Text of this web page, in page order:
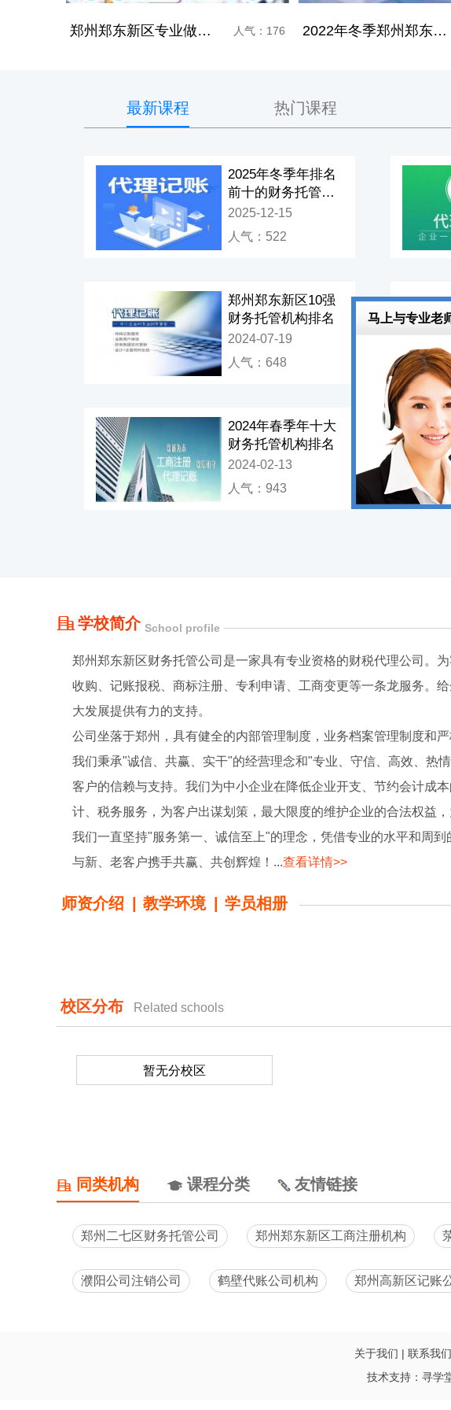
郑州郑东新区专业做财务托管的公司 人气：176 2022年冬季郑州郑东新区做财务托管到哪里
郑州郑东新区财务托管公司排名前十 人气：639 郑州郑东新区排名前十的财务托管机构
最新课程 热门课程
2025年冬季年排名
前十的财务托管机
构
2025-12-15
人气：522
郑州郑东新区10强
财务托管机构排名
2024-07-19
人气：648
2024年春季年十大
财务托管机构排名
2024-02-13
人气：943
学校简介 School profile
郑州郑东新区财务托管公司是一家具有专业资格的财税代理公司。
收购、记账报税、商标注册、专利申请、工商变更等一条龙服务。
大发展提供有力的支持。
公司坐落于郑州，具有健全的内部管理制度，业务档案管理制度和
我们秉承"诚信、共赢、实干"的经营理念和"专业、守信、高效、热
客户的信赖与支持。我们为中小企业在降低企业开支、节约会计成
计、税务服务，为客户出谋划策，最大限度的维护企业的合法权益，
我们一直坚持"服务第一、诚信至上"的理念，凭借专业的水平和周
与新、老客户携手共赢、共创辉煌！...查看详情>>
师资介绍 教学环境 学员相册
校区分布 Related schools
暂无分校区
同类机构 课程分类 友情链接
郑州二七区财务托管公司 郑州郑东新区工商注册机构
濮阳公司注销公司 鹤壁代账公司机构 郑州高新区记账
关于我们 | 联系我们
技术支持： 寻学